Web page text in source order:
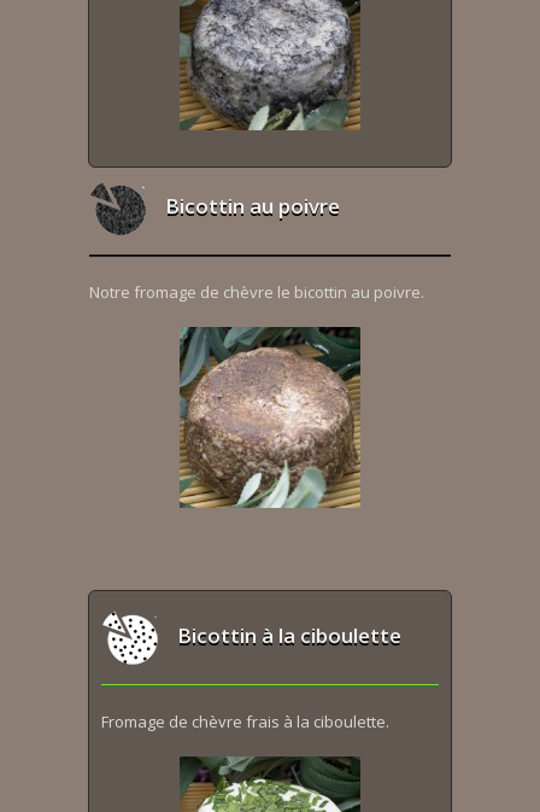
Bicottin au poivre
Notre fromage de chèvre le bicottin au poivre.
Bicottin à la ciboulette
Fromage de chèvre frais à la ciboulette.